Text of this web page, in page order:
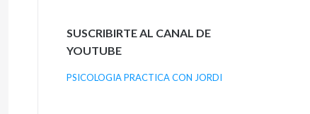
SUSCRIBIRTE AL CANAL DE
YOUTUBE
PSICOLOGIA PRACTICA CON JORDI